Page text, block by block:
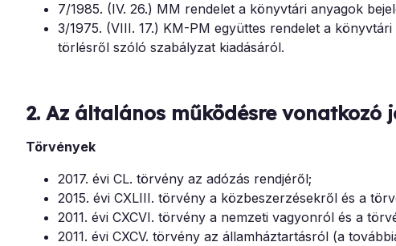
7/1985. (IV. 26.) MM rendelet a könyvtári anyagok
3/1975. (VIII. 17.) KM-PM együttes rendelet a
törlésről szóló szabályzat kiadásáról.
2. Az általános működésre vonatkozó
Törvények
2017. évi CL. törvény az adózás rendjéről;
2015. évi CXLIII. törvény a közbeszerzésekről és a
2011. évi CXCVI. törvény a nemzeti vagyonról és a
2011. évi CXCV. törvény az államháztartásról (a